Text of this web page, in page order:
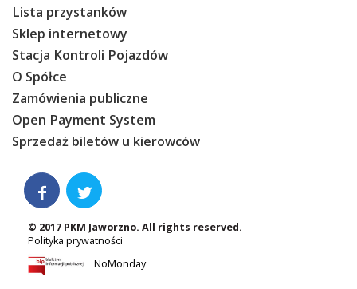
Lista przystanków
Sklep internetowy
Stacja Kontroli Pojazdów
O Spółce
Zamówienia publiczne
Open Payment System
Sprzedaż biletów u kierowców
 
© 2017 PKM Jaworzno. All rights reserved.
Polityka prywatności
NoMonday